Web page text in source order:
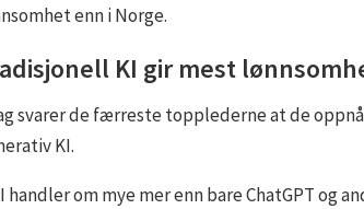
enn i Norge.
KI gir mest
svarer de færreste topplederne at de
KI.
handler om mye mer enn bare ChatGPT og